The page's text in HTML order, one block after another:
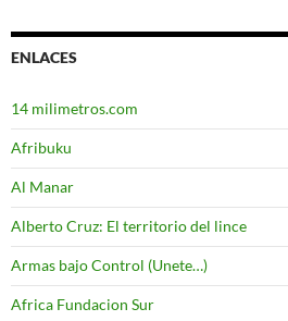
ENLACES
14 milimetros.com
Afribuku
Al Manar
Alberto Cruz: El territorio del lince
Armas bajo Control (Unete…)
Africa Fundacion Sur